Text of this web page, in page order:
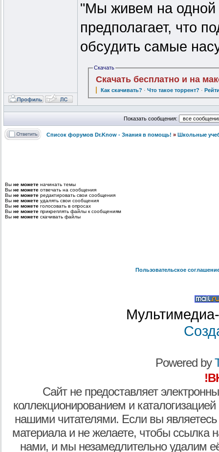
"Мы живем на одной
предполагает, что
обсудить самые
Скачать
Скачать бесплатно и на
Как скачивать? ·Что такое торрент? ·
Показать сообщения:
Список форумов Dr.Know - Знания в помощь! » Школьные
Вы не можете начинать темы
Вы не можете отвечать на сообщения
Вы не можете редактировать свои сообщения
Вы не можете удалять свои сообщения
Вы не можете голосовать в опросах
Вы не можете прикреплять файлы к сообщениям
Вы не можете скачивать файлы
Пользовательское
Powered by
Сайт не предоставляет
коллекционированием и
нашими читателями. Если вы являетесь
материала и не желаете, чтобы ссылка
нами, и мы незамедлительно удалим